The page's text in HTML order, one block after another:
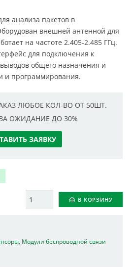
анализа пакетов в
внешней антенной для
на частоте 2.405-2.485 ГГц.
для подключения к
общего назначения и
и программирования.
ЛЮБОЕ КОЛ-ВО ОТ 50ШТ.
ОЖИДАНИЕ ДО 30%
ЗАЯВКУ
Количество В КОРЗИНУ
Модули беспроводной связи